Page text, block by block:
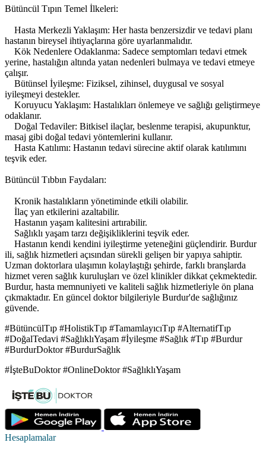
Bütüncül Tıpın Temel İlkeleri:
Hasta Merkezli Yaklaşım: Her hasta benzersizdir ve tedavi planı
hastanın bireysel ihtiyaçlarına göre uyarlanmalıdır.
Kök Nedenlere Odaklanma: Sadece semptomları tedavi etmek
yerine, hastalığın altında yatan nedenleri bulmaya ve tedavi etmeye
çalışır.
Bütünsel İyileşme: Fiziksel, zihinsel, duygusal ve sosyal
iyileşmeyi destekler.
Koruyucu Yaklaşım: Hastalıkları önlemeye ve sağlığı geliştirmeye
odaklanır.
Doğal Tedaviler: Bitkisel ilaçlar, beslenme terapisi, akupunktur,
masaj gibi doğal tedavi yöntemlerini kullanır.
Hasta Katılımı: Hastanın tedavi sürecine aktif olarak katılımını
teşvik eder.
Bütüncül Tıbbın Faydaları:
Kronik hastalıkların yönetiminde etkili olabilir.
İlaç yan etkilerini azaltabilir.
Hastanın yaşam kalitesini artırabilir.
Sağlıklı yaşam tarzı değişikliklerini teşvik eder.
Hastanın kendi kendini iyileştirme yeteneğini güçlendirir. Burdur
ili, sağlık hizmetleri açısından sürekli gelişen bir yapıya sahiptir.
Uzman doktorlara ulaşımın kolaylaştığı şehirde, farklı branşlarda
hizmet veren sağlık kuruluşları ve özel klinikler dikkat çekmektedir.
Burdur, hasta memnuniyeti ve kaliteli sağlık hizmetleriyle ön plana
çıkmaktadır. En güncel doktor bilgileriyle Burdur'de sağlığınız
güvende.
#BütüncülTıp #HolistikTıp #TamamlayıcıTıp #AlternatifTıp
#DoğalTedavi #SağlıklıYaşam #İyileşme #Sağlık #Tıp #Burdur
#BurdurDoktor #BurdurSağlık
#İşteBuDoktor #OnlineDoktor #SağlıklıYaşam
Hesaplamalar